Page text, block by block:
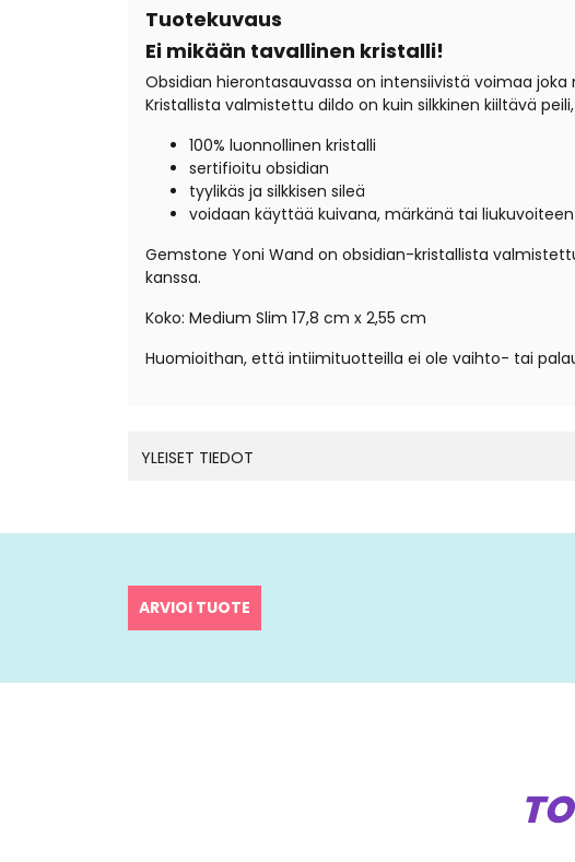
Tuotekuvaus
Ei mikään tavallinen kristalli!
Obsidian hierontasauvassa on intensiivistä voimaa
Kristallista valmistettu dildo on kuin silkkinen kiiltävä
100% luonnollinen kristalli
sertifioitu obsidian
tyylikäs ja silkkisen sileä
voidaan käyttää kuivana, märkänä tai liukuvoiteen
Gemstone Yoni Wand on obsidian-kristallista
kanssa.
Koko: Medium Slim 17,8 cm x 2,55 cm
Huomioithan, että intiimituotteilla ei ole vaihto- tai
YLEISET TIEDOT
ARVIOI TUOTE